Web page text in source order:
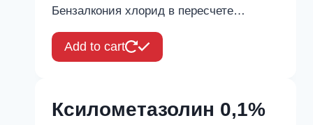
Бензалкония хлорид в пересчете…
Add to cart
Ксилометазолин 0,1%